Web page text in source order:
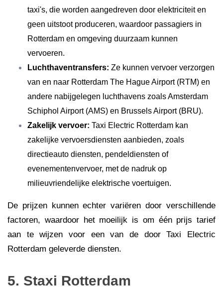
taxi's, die worden aangedreven door elektriciteit en
geen uitstoot produceren, waardoor passagiers in
Rotterdam en omgeving duurzaam kunnen
vervoeren.
Luchthaventransfers: Ze kunnen vervoer verzorgen
van en naar Rotterdam The Hague Airport (RTM) en
andere nabijgelegen luchthavens zoals Amsterdam
Schiphol Airport (AMS) en Brussels Airport (BRU).
Zakelijk vervoer: Taxi Electric Rotterdam kan
zakelijke vervoersdiensten aanbieden, zoals
directieauto diensten, pendeldiensten of
evenementenvervoer, met de nadruk op
milieuvriendelijke elektrische voertuigen.
De prijzen kunnen echter variëren door verschillende
factoren, waardoor het moeilijk is om één prijs tarief
aan te wijzen voor een van de door Taxi Electric
Rotterdam geleverde diensten.
5. Staxi Rotterdam